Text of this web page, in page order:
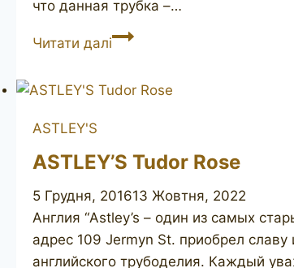
что данная трубка –…
Читати даліH.
Arcade
ASTLEY'S
ASTLEY’S Tudor Rose
5 Грудня, 201613 Жовтня, 2022
Англия “Astley’s – один из самых
адрес 109 Jermyn St. приобрел
английского трубоделия. Каждый